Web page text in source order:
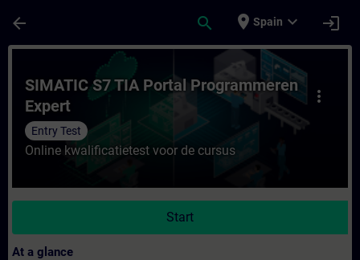
arrow_back search place Spain expand_more login
Course - SIMATIC S7 TIA Portal
more_vert
SIMATIC S7 TIA Portal Programmeren
Expert
Entry Test
Online kwalificatietest voor de cursus
Start
At a glance